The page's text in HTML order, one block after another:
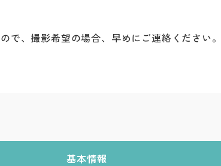
で、撮影希望の場合、早めにご連絡ください
基本情報